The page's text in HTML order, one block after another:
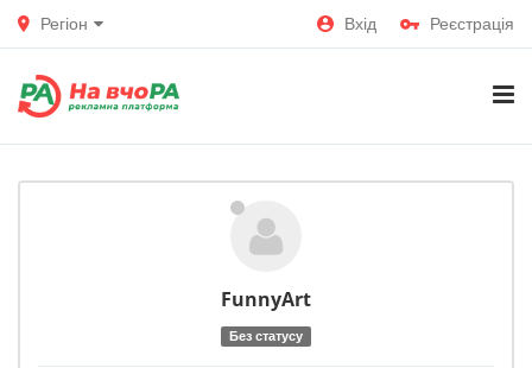
Регіон Вхід Реєстрація
FunnyArt
Без статусу